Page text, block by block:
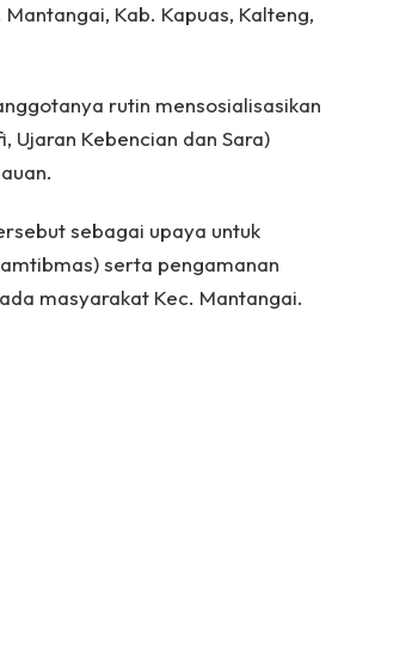
Kab. Kapuas, Kalteng,
rutin mensosialisasikan
Ujaran Kebencian dan Sara)
sebagai upaya untuk
serta pengamanan
masyarakat Kec. Mantangai.